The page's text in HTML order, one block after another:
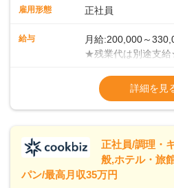
理です。メイン・副菜担当、揚げ
＜徐々にマネジメントも学んでく
ら、徐々にマネジメント業務をお
ることになりますので、お店を作
すよ！＜将来はキャリアアップも
も可能です。
雇用形態 正社員
給与
月給:200,000～
★残業代は別途支
（2023年度実績：
1回（55歳まで）＜
入社5年／40歳年収
年収460万円／入社
※試用期間3ヶ月あ
詳細を見
正社員/調理・
般,ホテル・旅
パン/最高月収35万円